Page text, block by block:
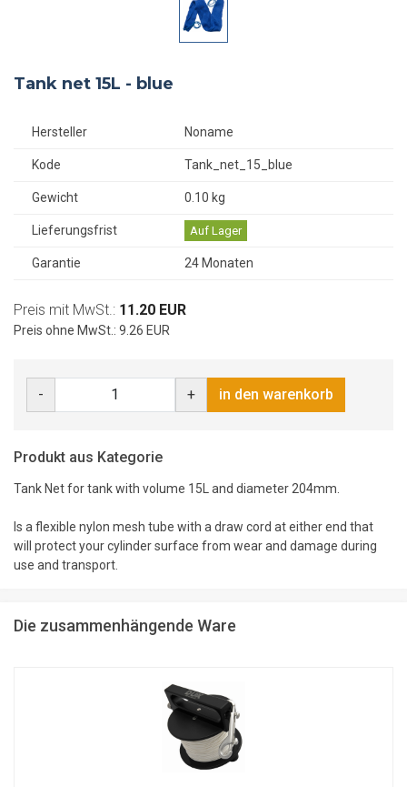
Tank net 15L - blue
Hersteller Noname
Kode Tank_net_15_blue
Gewicht 0.10 kg
Lieferungsfrist Auf Lager
Garantie 24 Monaten
Preis mit MwSt.: 11.20 EUR
Preis ohne MwSt.: 9.26 EUR
- + in den warenkorb
Produkt aus Kategorie
Tank Net for tank with volume 15L and diameter 204mm.
Is a flexible nylon mesh tube with a draw cord at either end that
will protect your cylinder surface from wear and damage during
use and transport.
Die zusammenhängende Ware